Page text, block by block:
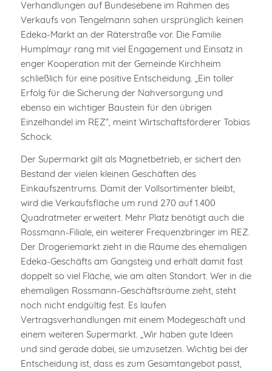
Verhandlungen auf Bundesebene im Rahmen des
Verkaufs von Tengelmann sahen ursprünglich keinen
Edeka-Markt an der Räterstraße vor. Die Familie
Humplmayr rang mit viel Engagement und Einsatz in
enger Kooperation mit der Gemeinde Kirchheim
schließlich für eine positive Entscheidung. „Ein toller
Erfolg für die Sicherung der Nahversorgung und
ebenso ein wichtiger Baustein für den übrigen
Einzelhandel im REZ“, meint Wirtschaftsförderer Tobias
Schock.
Der Supermarkt gilt als Magnetbetrieb, er sichert den
Bestand der vielen kleinen Geschäften des
Einkaufszentrums. Damit der Vollsortimenter bleibt,
wird die Verkaufsfläche um rund 270 auf 1.400
Quadratmeter erweitert. Mehr Platz benötigt auch die
Rossmann-Filiale, ein weiterer Frequenzbringer im REZ.
Der Drogeriemarkt zieht in die Räume des ehemaligen
Edeka-Geschäfts am Gangsteig und erhält damit fast
doppelt so viel Fläche, wie am alten Standort. Wer in die
ehemaligen Rossmann-Geschäftsräume zieht, steht
noch nicht endgültig fest. Es laufen
Vertragsverhandlungen mit einem Modegeschäft und
einem weiteren Supermarkt. „Wir haben gute Ideen
und sind gerade dabei, sie umzusetzen. Wichtig bei der
Entscheidung ist, dass es zum Gesamtangebot passt,